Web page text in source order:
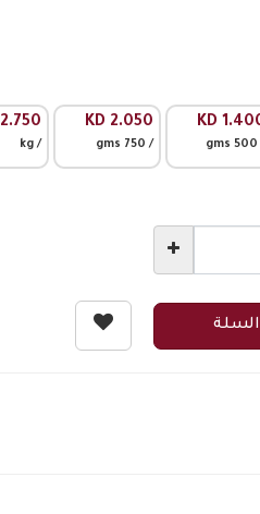
KD
KD 2.050
/ 750 gms
2.750
/ kg